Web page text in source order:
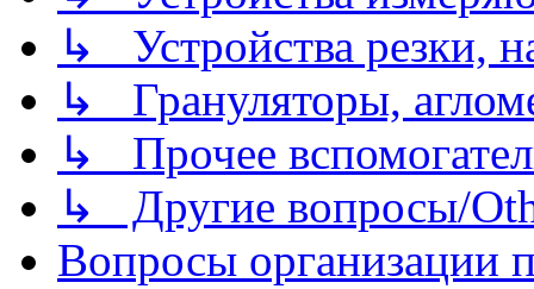
↳ Устройства резки,
↳ Грануляторы,
↳ Прочее
↳ Другие вопросы/
Вопросы организации